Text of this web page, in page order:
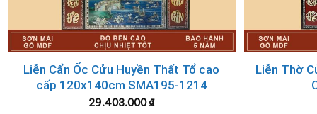
Tranh thờ, Liễng thờ Cửu Huyền Thất Tổ
CÁCH CHỌN TRANH THỜ –
Các bức tranh thờtreo tường của khu vực này cần thể
có màu sắc trung tính, không quá rực rỡ, chói mắt và
Liễn Cẩn Ốc Cửu Huyền Thất Tổ cao
cấp 120x140cm SMA195-1214
29.403.000₫
Liễn Thờ